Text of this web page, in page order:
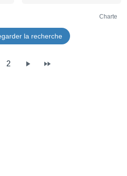
9V ou alimentation externe
main propre privilégiée. Envoi
possible avec emballage
soigné.
Charte
la recherche
2